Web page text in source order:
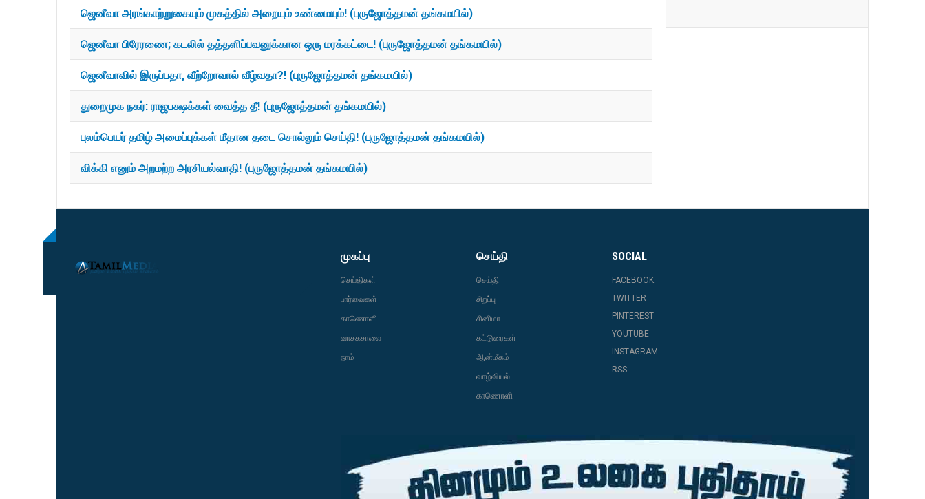
ஜெனீவா அரங்காற்றுகையும் முகத்தில் அறையும் உண்மையும்! (புருஜோத்தமன் தங்கமயில்)
ஜெனீவா பிரேரணை; கடலில் தத்தளிப்பவனுக்கான ஒரு மரக்கட்டை! (புருஜோத்தமன் தங்கமயில்)
ஜெனீவாவில் இருப்பதா, வீற்றோவால் வீழ்வதா?! (புருஜோத்தமன் தங்கமயில்)
துறைமுக நகர்: ராஜபக்ஷக்கள் வைத்த தீ! (புருஜோத்தமன் தங்கமயில்)
புலம்பெயர் தமிழ் அமைப்புக்கள் மீதான தடை சொல்லும் செய்தி! (புருஜோத்தமன் தங்கமயில்)
விக்கி எனும் அறமற்ற அரசியல்வாதி! (புருஜோத்தமன் தங்கமயில்)
முகப்பு
செய்திகள்
பார்வைகள்
காணொளி
வாசகசாலை
நாம்
செய்தி
செய்தி
சிறப்பு
சினிமா
கட்டுரைகள்
ஆன்மீகம்
வாழ்வியல்
காணொளி
SOCIAL
FACEBOOK
TWITTER
PINTEREST
YOUTUBE
INSTAGRAM
RSS